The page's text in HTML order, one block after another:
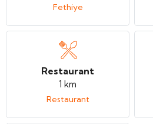
Fethiye
Restaurant
1 km
Restaurant